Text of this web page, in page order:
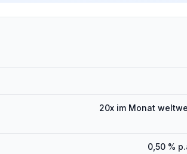
20x im Monat
0,50 %